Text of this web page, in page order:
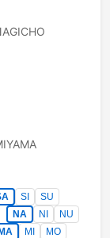
SI
SU
NA NI
NU
MA MI
MO